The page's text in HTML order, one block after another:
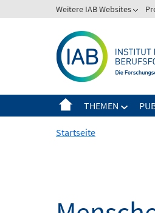
zum
Weitere IAB Websites
THEMEN
Startseite